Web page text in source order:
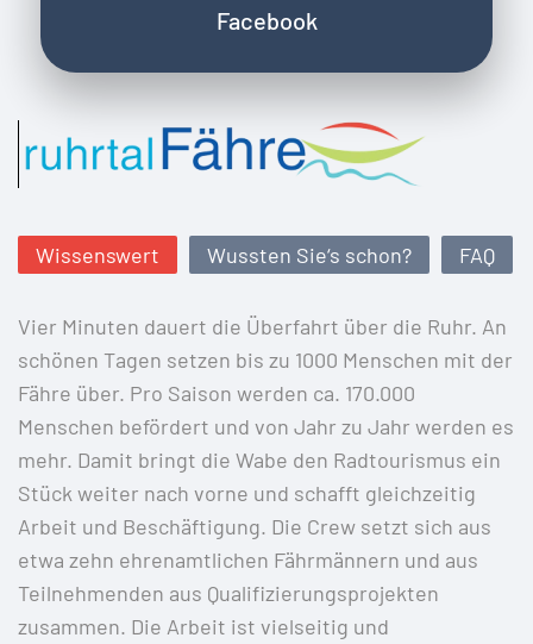
Facebook
Wissenswert Wussten Sie‘s schon? FAQ
Vier Minuten dauert die Überfahrt über die Ruhr. An
schönen Tagen setzen bis zu 1000 Menschen mit der
Fähre über. Pro Saison werden ca. 170.000
Menschen befördert und von Jahr zu Jahr werden es
mehr. Damit bringt die Wabe den Radtourismus ein
Stück weiter nach vorne und schafft gleichzeitig
Arbeit und Beschäftigung. Die Crew setzt sich aus
etwa zehn ehrenamtlichen Fährmännern und aus
Teilnehmenden aus Qualifizierungsprojekten
zusammen. Die Arbeit ist vielseitig und